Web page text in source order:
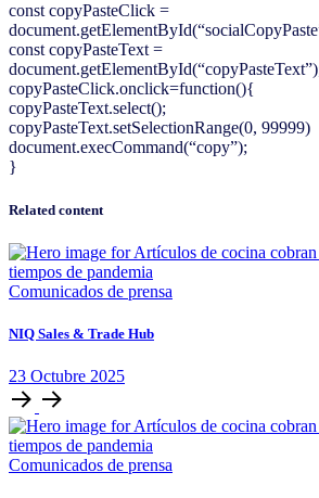
const copyPasteClick =
const copyPasteText =
copyPasteClick.onclick=function(){
copyPasteText.select();
copyPasteText.setSelectionRange(0, 99999)
document.execCommand(“copy”);
}
Related content
Comunicados de prensa
NIQ Sales & Trade Hub
23 Octubre 2025
Comunicados de prensa